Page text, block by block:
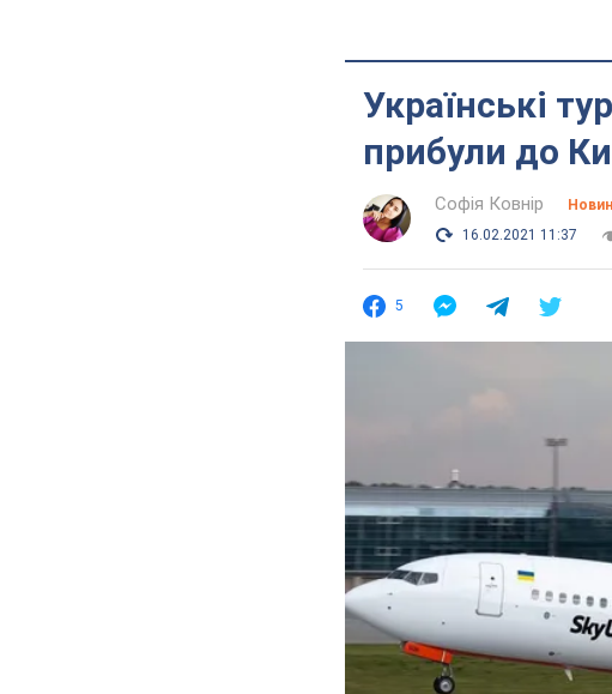
Українські
прибули до
Софія Ковнір
16.02.2021 11:37
5